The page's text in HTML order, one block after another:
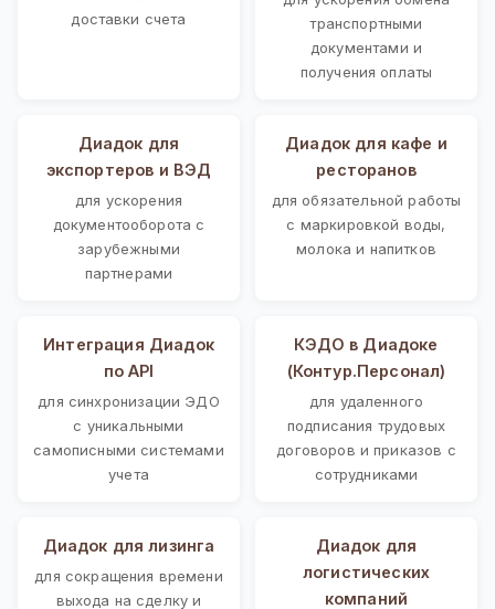
доставки счета
транспортными
документами и
получения оплаты
Диадок для
экспортеров и ВЭД
для ускорения
документооборота с
зарубежными
партнерами
Диадок для кафе и
ресторанов
для обязательной работы
с маркировкой воды,
молока и напитков
Интеграция Диадок
по API
для синхронизации ЭДО
с уникальными
самописными системами
учета
КЭДО в Диадоке
(Контур.Персонал)
для удаленного
подписания трудовых
договоров и приказов с
сотрудниками
Диадок для лизинга
для сокращения времени
выхода на сделку и
Диадок для
логистических
компаний